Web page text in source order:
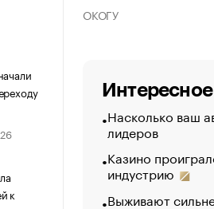
к
ОКОГУ
Насколько ваш
лидеров
Казино
индустрию
Выживают